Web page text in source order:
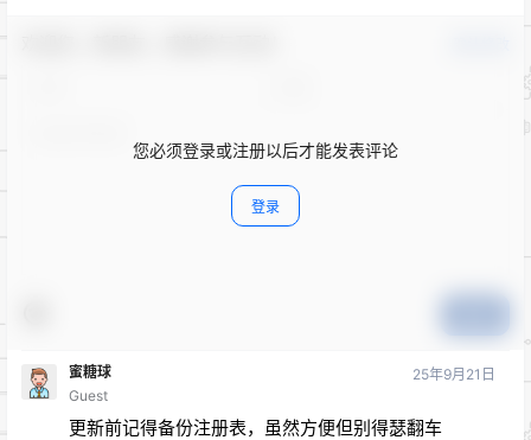
您必须登录或注册以后才能发表评论
登录
蜜糖球
Guest
25年9月21日
更新前记得备份注册表，虽然方便但别得瑟翻车